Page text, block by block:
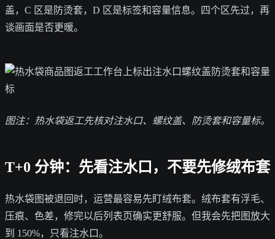
盖，C 区是防烫套，D 区是标签和容量信息。四个区先过，再
谈画面是否更暖。
图注：热水袋返工先核对注水口、螺纹盖、防烫套和容量标。
T+0 分钟：先看注水口，不要先修绒布套
热水袋图被退回时，运营最容易先盯绒布套。绒布套有浮毛、
压痕、色差，修完以后列表页确实更舒服。但我会先把图放大
到 150%，只看注水口。